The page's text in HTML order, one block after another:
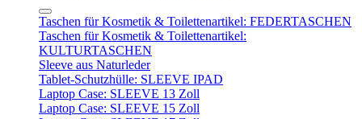
Taschen für Kosmetik & Toilettenartikel: FEDERTASCHEN
Taschen für Kosmetik & Toilettenartikel:
KULTURTASCHEN
Sleeve aus Naturleder
Tablet-Schutzhülle: SLEEVE IPAD
Laptop Case: SLEEVE 13 Zoll
Laptop Case: SLEEVE 15 Zoll